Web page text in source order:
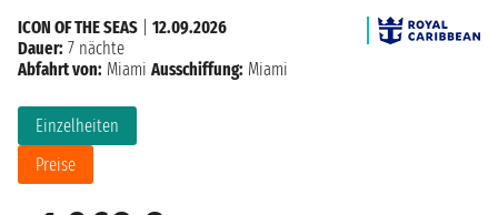
Einzelheiten
Preise
ICON OF THE SEAS
12.09.2026
Dauer: 7 nächte
Abfahrt von: Miami Ausschiffung: Miami